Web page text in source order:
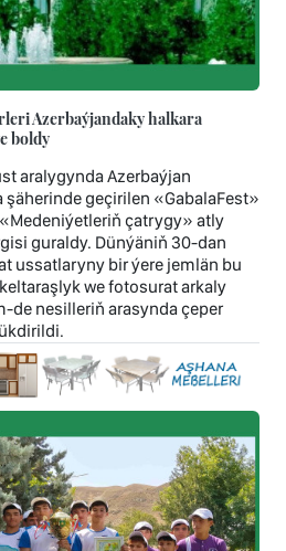
Azerbaýjandaky halkara
boldy
aralygynda Azerbaýjan
şäherinde geçirilen «GabalaFest»
çatrygy» atly
guraldy. Dünýäniň 30-dan
ussatlaryny bir ýere jemlän bu
we fotosurat arkaly
de nesilleriň arasynda çeper